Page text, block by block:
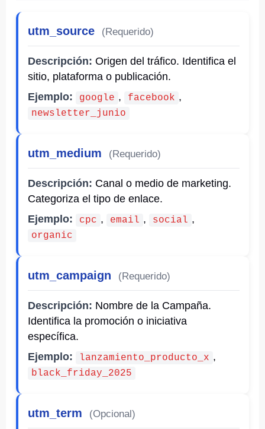
utm_source (Requerido)
Descripción: Origen del tráfico. Identifica el
sitio, plataforma o publicación.
Ejemplo:
google , facebook ,
newsletter_junio
utm_medium (Requerido)
Descripción: Canal o medio de marketing.
Categoriza el tipo de enlace.
Ejemplo:
cpc , email , social ,
organic
utm_campaign (Requerido)
Descripción: Nombre de la Campaña.
Identifica la promoción o iniciativa
específica.
Ejemplo:
lanzamiento_producto_x ,
black_friday_2025
utm_term (Opcional)